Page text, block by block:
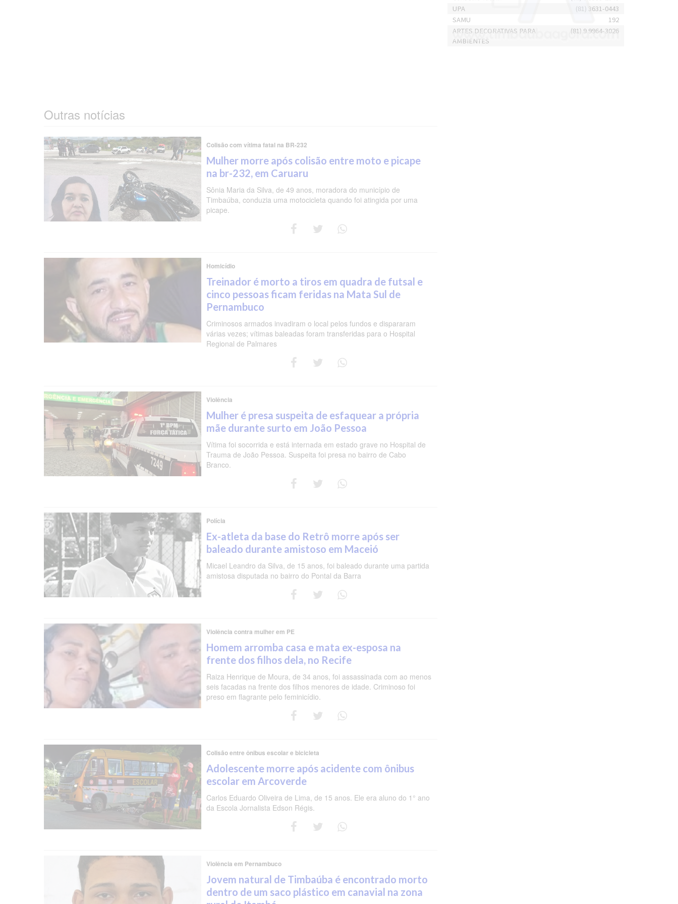
Outras notícias
Colisão com vítima fatal na BR-232
Mulher morre após colisão entre moto e picape
na br-232, em Caruaru
Sônia Maria da Silva, de 49 anos, moradora do município de
Timbaúba, conduzia uma motocicleta quando foi atingida por uma
picape.
Homicídio
Treinador é morto a tiros em quadra de futsal e
cinco pessoas ficam feridas na Mata Sul de
Pernambuco
Criminosos armados invadiram o local pelos fundos e dispararam
várias vezes; vítimas baleadas foram transferidas para o Hospital
Regional de Palmares
Violência
Mulher é presa suspeita de esfaquear a própria
mãe durante surto em João Pessoa
Vítima foi socorrida e está internada em estado grave no Hospital de
Trauma de João Pessoa. Suspeita foi presa no bairro de Cabo
Branco.
Polícia
Ex-atleta da base do Retrô morre após ser
baleado durante amistoso em Maceió
Micael Leandro da Silva, de 15 anos, foi baleado durante uma partida
amistosa disputada no bairro do Pontal da Barra
Violência contra mulher em PE
Homem arromba casa e mata ex-esposa na
frente dos filhos dela, no Recife
Raiza Henrique de Moura, de 34 anos, foi assassinada com ao menos
seis facadas na frente dos filhos menores de idade. Criminoso foi
preso em flagrante pelo feminicídio.
Colisão entre ônibus escolar e bicicleta
Adolescente morre após acidente com ônibus
escolar em Arcoverde
Carlos Eduardo Oliveira de Lima, de 15 anos. Ele era aluno do 1° ano
da Escola Jornalista Edson Régis.
Violência em Pernambuco
Jovem natural de Timbaúba é encontrado morto
dentro de um saco plástico em canavial na zona
UPA
(81) 3631-0443
SAMU
192
ARTES DECORATIVAS PARA
AMBIENTES
(81) 9 9964-3026